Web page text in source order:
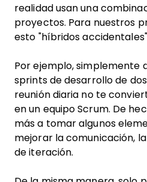
realidad usan una
proyectos. Para nuestros
esto "híbridos
Por ejemplo, simplemente
sprints de desarrollo de
reunión diaria no te
en un equipo Scrum. De
más a tomar algunos
mejorar la comunicación,
de iteración.